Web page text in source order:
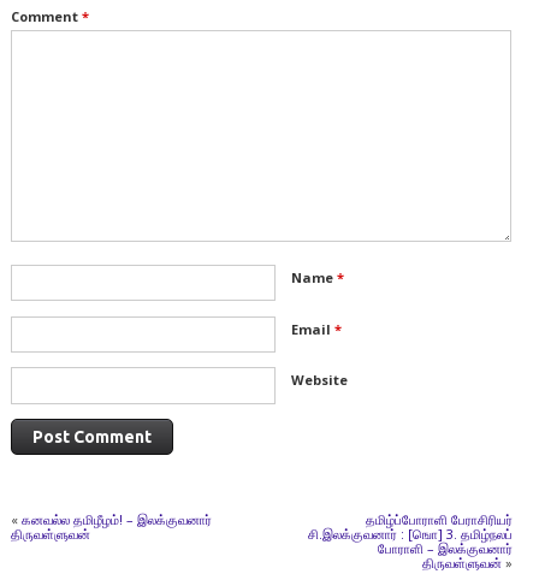
Comment *
Name *
Email *
Website
« கனவல்ல தமிழீழம்! – இலக்குவனார்
திருவள்ளுவன்
தமிழ்ப்போராளி பேராசிரியர்
சி.இலக்குவனார் : [ஙொ] 3. தமிழ்நலப்
போராளி – இலக்குவனார்
திருவள்ளுவன் »